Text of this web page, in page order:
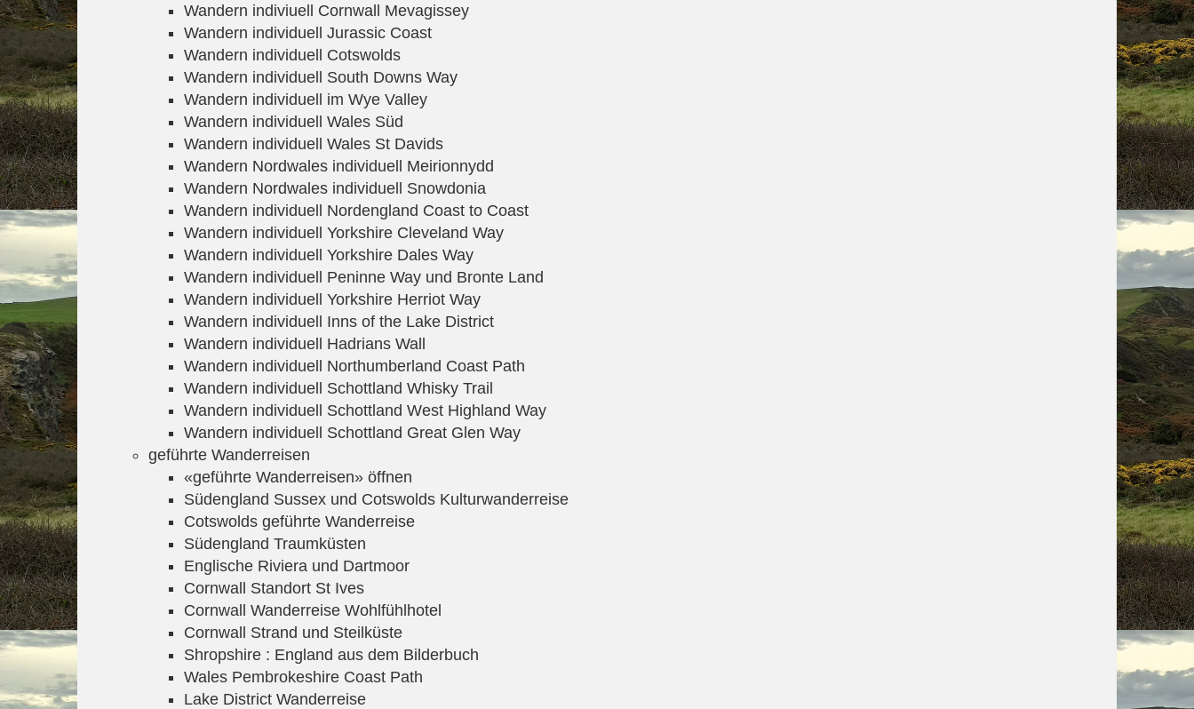
Wandern indiviuell Cornwall Mevagissey
Wandern individuell Jurassic Coast
Wandern individuell Cotswolds
Wandern individuell South Downs Way
Wandern individuell im Wye Valley
Wandern individuell Wales Süd
Wandern individuell Wales St Davids
Wandern Nordwales individuell Meirionnydd
Wandern Nordwales individuell Snowdonia
Wandern individuell Nordengland Coast to Coast
Wandern individuell Yorkshire Cleveland Way
Wandern individuell Yorkshire Dales Way
Wandern individuell Peninne Way und Bronte Land
Wandern individuell Yorkshire Herriot Way
Wandern individuell Inns of the Lake District
Wandern individuell Hadrians Wall
Wandern individuell Northumberland Coast Path
Wandern individuell Schottland Whisky Trail
Wandern individuell Schottland West Highland Way
Wandern individuell Schottland Great Glen Way
geführte Wanderreisen
«geführte Wanderreisen» öffnen
Südengland Sussex und Cotswolds Kulturwanderreise
Cotswolds geführte Wanderreise
Südengland Traumküsten
Englische Riviera und Dartmoor
Cornwall Standort St Ives
Cornwall Wanderreise Wohlfühlhotel
Cornwall Strand und Steilküste
Shropshire : England aus dem Bilderbuch
Wales Pembrokeshire Coast Path
Lake District Wanderreise